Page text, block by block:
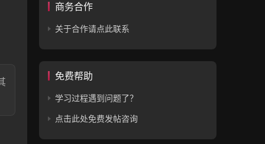
商务合作
关于合作请点此联系
免费帮助
学习过程遇到问题了？
点击此处免费发帖咨询